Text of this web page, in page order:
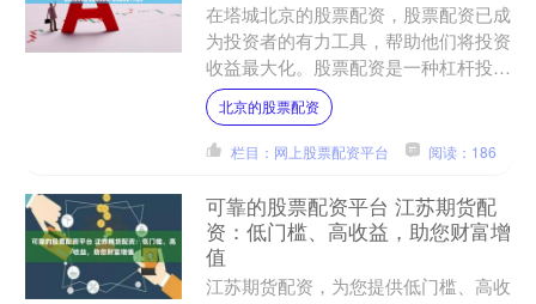
在塔城北京的股票配资，股票配资已成
为投资者的有力工具，帮助他们将投资
收益最大化。股票配资是一种杠杆投资
方式，投资者可以借用资金来放大其投
资规模。 盈透证券是全球....
北京的股票配资
栏目：网上股票配资平台 阅读：186
可靠的股票配资平台 江苏期货配
资：低门槛、高收益，助您财富增
值
江苏期货配资，为您提供低门槛、高收